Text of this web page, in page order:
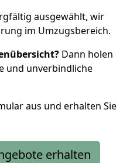
ausgewählt, wir
im Umzugsbereich.
Dann holen
und unverbindliche
aus und erhalten Sie
erhalten